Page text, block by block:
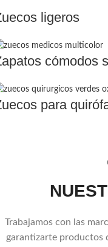
ligeros
cómodos
para
Trabajamos con las
garantizarte productos